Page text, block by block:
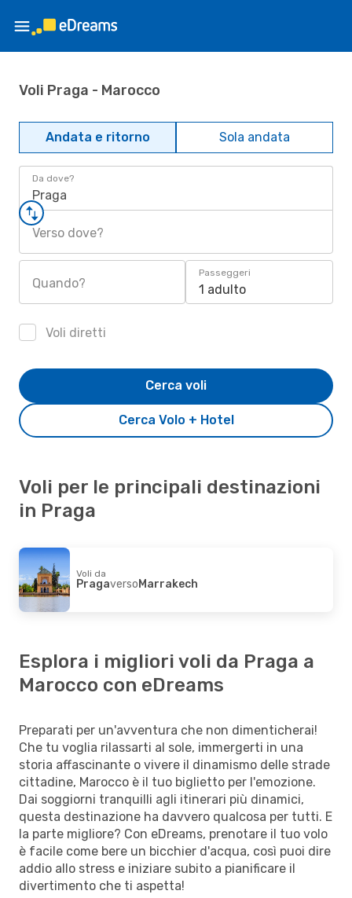
Voli Praga - Marocco
Andata e ritorno Sola andata
Da dove?
Praga
Verso dove?
Quando?
Passeggeri
1 adulto
Voli diretti
Cerca Volo + Hotel
Cerca voli
Voli per le principali destinazioni
in Praga
Voli da
PragaversoMarrakech
Esplora i migliori voli da Praga a
Marocco con eDreams
Preparati per un'avventura che non dimenticherai!
Che tu voglia rilassarti al sole, immergerti in una
storia affascinante o vivere il dinamismo delle strade
cittadine, Marocco è il tuo biglietto per l'emozione.
Dai soggiorni tranquilli agli itinerari più dinamici,
questa destinazione ha davvero qualcosa per tutti. E
la parte migliore? Con eDreams, prenotare il tuo volo
è facile come bere un bicchier d'acqua, così puoi dire
addio allo stress e iniziare subito a pianificare il
divertimento che ti aspetta!